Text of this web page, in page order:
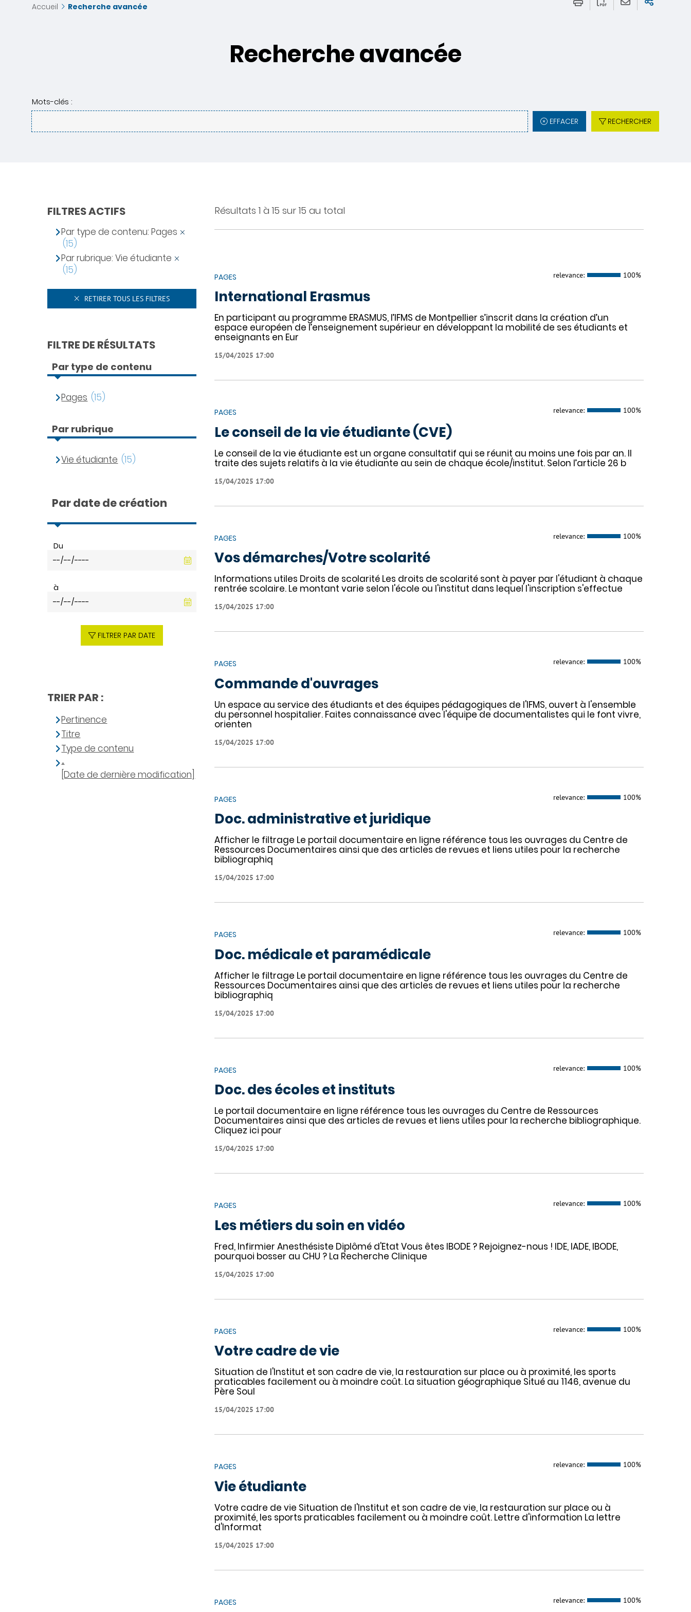
Accueil Recherche avancée
Recherche avancée
Mots-clés :
EFFACER RECHERCHER
Résultats 1 à 15 sur 15 au total
PAGES relevance: 100%
International Erasmus
En participant au programme ERASMUS, l’IFMS de Montpellier s’inscrit dans la création d’un
espace européen de l’enseignement supérieur en développant la mobilité de ses étudiants et
enseignants en Eur
15/04/2025 17:00
PAGES relevance: 100%
Le conseil de la vie étudiante (CVE)
Le conseil de la vie étudiante est un organe consultatif qui se réunit au moins une fois par an. Il
traite des sujets relatifs à la vie étudiante au sein de chaque école/institut. Selon l’article 26 b
15/04/2025 17:00
PAGES relevance: 100%
Vos démarches/Votre scolarité
Informations utiles Droits de scolarité Les droits de scolarité sont à payer par l'étudiant à chaque
rentrée scolaire. Le montant varie selon l'école ou l'institut dans lequel l'inscription s'effectue
15/04/2025 17:00
PAGES relevance: 100%
Commande d'ouvrages
Un espace au service des étudiants et des équipes pédagogiques de l'IFMS, ouvert à l'ensemble
du personnel hospitalier. Faites connaissance avec l'équipe de documentalistes qui le font vivre,
orienten
15/04/2025 17:00
PAGES relevance: 100%
Doc. administrative et juridique
Afficher le filtrage Le portail documentaire en ligne référence tous les ouvrages du Centre de
Ressources Documentaires ainsi que des articles de revues et liens utiles pour la recherche
bibliographiq
15/04/2025 17:00
PAGES relevance: 100%
Doc. médicale et paramédicale
Afficher le filtrage Le portail documentaire en ligne référence tous les ouvrages du Centre de
Ressources Documentaires ainsi que des articles de revues et liens utiles pour la recherche
bibliographiq
15/04/2025 17:00
PAGES relevance: 100%
Doc. des écoles et instituts
Le portail documentaire en ligne référence tous les ouvrages du Centre de Ressources
Documentaires ainsi que des articles de revues et liens utiles pour la recherche bibliographique.
Cliquez ici pour
15/04/2025 17:00
PAGES relevance: 100%
Les métiers du soin en vidéo
Fred, Infirmier Anesthésiste Diplômé d'Etat Vous êtes IBODE ? Rejoignez-nous ! IDE, IADE, IBODE,
pourquoi bosser au CHU ? La Recherche Clinique
15/04/2025 17:00
PAGES relevance: 100%
Votre cadre de vie
Situation de l'Institut et son cadre de vie, la restauration sur place ou à proximité, les sports
praticables facilement ou à moindre coût. La situation géographique Situé au 1146, avenue du
Père Soul
15/04/2025 17:00
PAGES relevance: 100%
Vie étudiante
Votre cadre de vie Situation de l'Institut et son cadre de vie, la restauration sur place ou à
proximité, les sports praticables facilement ou à moindre coût. Lettre d'information La lettre
d'Informat
15/04/2025 17:00
PAGES relevance: 100%
FILTRES ACTIFS
Par type de contenu: Pages
(15)
Par rubrique: Vie étudiante
(15)
RETIRER TOUS LES FILTRES
FILTRE DE RÉSULTATS
Par type de contenu
Pages (15)
Par rubrique
Vie étudiante (15)
Par date de création
Du
à
FILTRER PAR DATE
TRIER PAR :
Pertinence
Titre
Type de contenu
[Date de dernière modification]